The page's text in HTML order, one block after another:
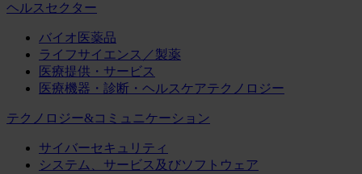
ヘルスセクター
バイオ医薬品
ライフサイエンス／製薬
医療提供・サービス
医療機器・診断・ヘルスケアテクノロジー
テクノロジー&コミュニケーション
サイバーセキュリティ
システム、サービス及びソフトウェア